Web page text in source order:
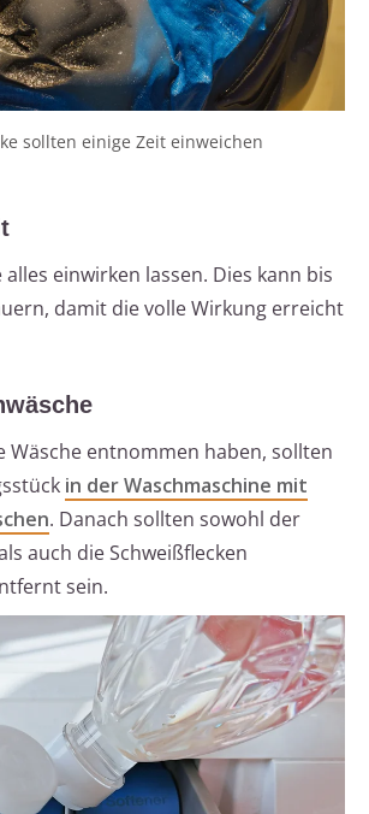
sollten einige Zeit einweichen
alles einwirken lassen. Dies kann bis
damit die volle Wirkung erreicht
Wäsche entnommen haben, sollten
in der Waschmaschine mit
. Danach sollten sowohl der
auch die Schweißflecken
sein.